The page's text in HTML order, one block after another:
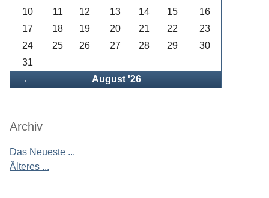
← August '26
10
11 12 13 14 15
16
17
18 19 20 21 22
23
24
25 26 27 28 29
30
31
Archiv
Das Neueste ...
Älteres ...